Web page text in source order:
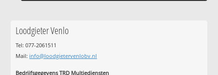
Loodgieter Venlo
Tel: 077-2061511
Mail: info@loodgietervenlobv.nl
Bedrijfsgegevens TRD Multiediensten